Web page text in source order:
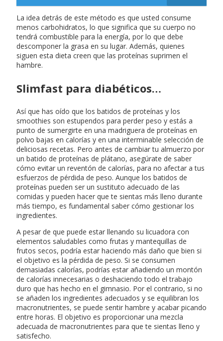
La idea detrás de este método es que usted consume
menos carbohidratos, lo que significa que su cuerpo no
tendrá combustible para la energía, por lo que debe
descomponer la grasa en su lugar. Además, quienes
siguen esta dieta creen que las proteínas suprimen el
hambre.
Slimfast para diabéticos…
Así que has oído que los batidos de proteínas y los
smoothies son estupendos para perder peso y estás a
punto de sumergirte en una madriguera de proteínas en
polvo bajas en calorías y en una interminable selección de
deliciosas recetas. Pero antes de cambiar tu almuerzo por
un batido de proteínas de plátano, asegúrate de saber
cómo evitar un reventón de calorías, para no afectar a tus
esfuerzos de pérdida de peso. Aunque los batidos de
proteínas pueden ser un sustituto adecuado de las
comidas y pueden hacer que te sientas más lleno durante
más tiempo, es fundamental saber cómo gestionar los
ingredientes.
A pesar de que puede estar llenando su licuadora con
elementos saludables como frutas y mantequillas de
frutos secos, podría estar haciendo más daño que bien si
el objetivo es la pérdida de peso. Si se consumen
demasiadas calorías, podrías estar añadiendo un montón
de calorías innecesarias o deshaciendo todo el trabajo
duro que has hecho en el gimnasio. Por el contrario, si no
se añaden los ingredientes adecuados y se equilibran los
macronutrientes, se puede sentir hambre y acabar picando
entre horas. El objetivo es proporcionar una mezcla
adecuada de macronutrientes para que te sientas lleno y
satisfecho.